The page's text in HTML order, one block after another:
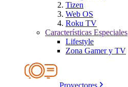
Tizen
Web OS
Roku TV
Características Especiales
Lifestyle
Zona Gamer y TV
Proyectores